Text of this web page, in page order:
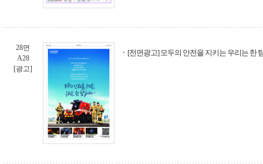
28면
A28
[광고]
[전면광고] 모두의 안전을 지키는 우리는 한